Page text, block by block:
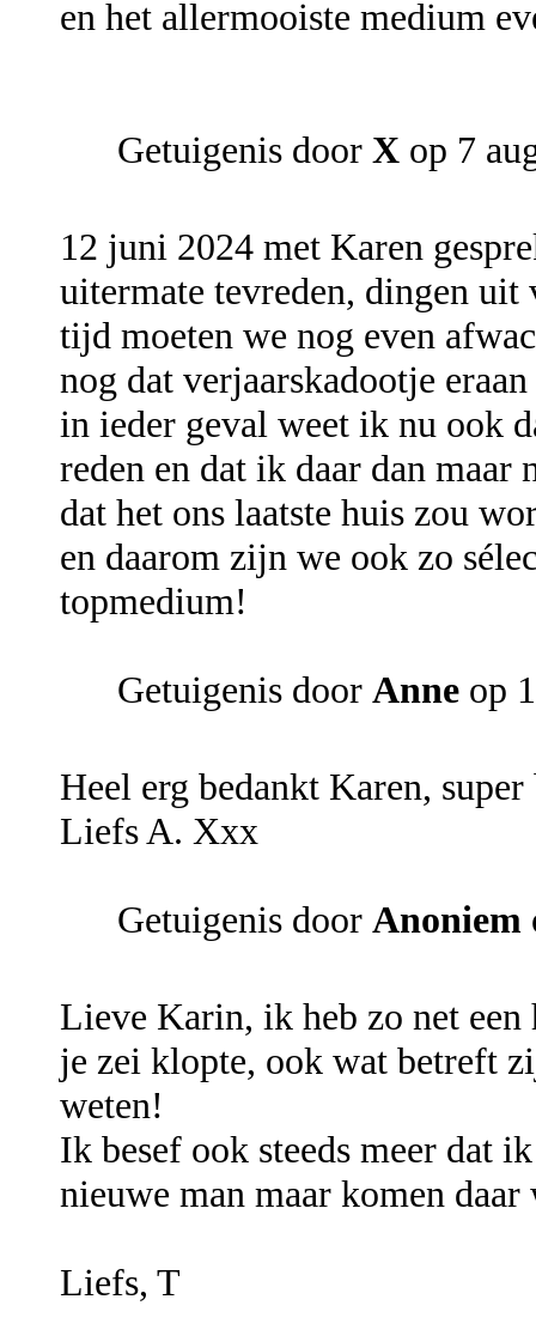
en het allermooiste medium
Getuigenis door X op 7
12 juni 2024 met Karen
uitermate tevreden, dingen uit
tijd moeten we nog even
nog dat verjaarskadootje
in ieder geval weet ik nu ook
reden en dat ik daar dan
dat het ons laatste huis zou
en daarom zijn we ook zo
topmedium!
Getuigenis door Anne op
Heel erg bedankt Karen,
Liefs A. Xxx
Getuigenis door Anoniem
Lieve Karin, ik heb zo net
je zei klopte, ook wat betreft
weten!
Ik besef ook steeds meer dat
nieuwe man maar komen
Liefs, T